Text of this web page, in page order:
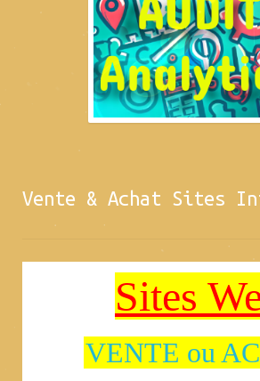
Vente & Achat Sites
Sites
VENTE ou